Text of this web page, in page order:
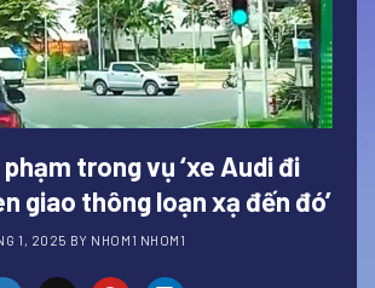
phạm trong vụ ‘xe Audi đi
giao thông loạn xạ đến đó’
1, 2025 BY NHOM1 NHOM1